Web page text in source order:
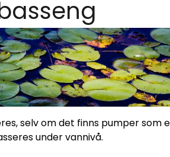
selv om det finns pumper som
under vannivå.